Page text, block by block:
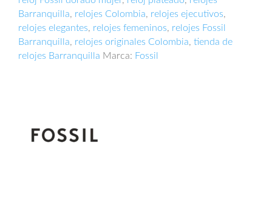
Barranquilla, relojes Colombia, relojes ejecutivos,
relojes elegantes, relojes femeninos, relojes Fossil
Barranquilla, relojes originales Colombia, tienda de
relojes Barranquilla Marca: Fossil